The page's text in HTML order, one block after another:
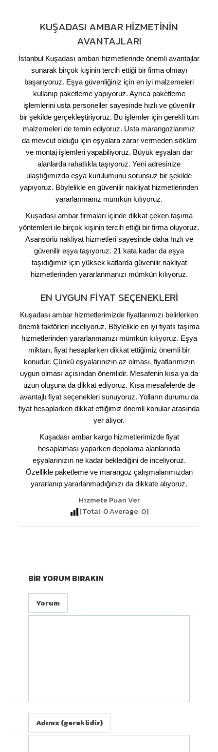
KUŞADASI AMBAR HIZMETININ
AVANTAJLARI
İstanbul Kuşadası ambarı hizmetlerinde önemli avantajlar
sunarak birçok kişinin tercih ettiği bir firma olmayı
başarıyoruz. Eşya güvenliğiniz için en iyi malzemeleri
kullanıp paketleme yapıyoruz. Ayrıca paketleme
işlemlerini usta personeller sayesinde hızlı ve güvenilir
bir şekilde gerçekleştiriyoruz. Bu işlemler için gerekli tüm
malzemeleri de temin ediyoruz. Usta marangozlarımız
da mevcut olduğu için eşyalara zarar vermeden söküm
ve montaj işlemleri yapabiliyoruz. Büyük eşyaları dar
alanlarda rahatlıkla taşıyoruz. Yeni adresinize
ulaştığımızda eşya kurulumunu sorunsuz bir şekilde
yapıyoruz. Böylelikle en güvenilir nakliyat hizmetlerinden
yararlanmanız mümkün kılıyoruz.
Kuşadası ambar firmaları içinde dikkat çeken taşıma
yöntemleri ile birçok kişinin tercih ettiği bir firma oluyoruz.
Asansörlü nakliyat hizmetleri sayesinde daha hızlı ve
güvenilir eşya taşıyoruz. 21 kata kadar da eşya
taşıdığımız için yüksek katlarda güvenilir nakliyat
hizmetlerinden yararlanmanızı mümkün kılıyoruz.
EN UYGUN FIYAT SEÇENEKLERI
Kuşadası ambar hizmetlerimizde fiyatlarımızı belirlerken
önemli faktörleri inceliyoruz. Böylelikle en iyi fiyatlı taşıma
hizmetlerinden yararlanmanızı mümkün kılıyoruz. Eşya
miktarı, fiyat hesaplarken dikkat ettiğimiz önemli bir
konudur. Çünkü eşyalarınızın az olması, fiyatlarımızın
uygun olması açısından önemlidir. Mesafenin kısa ya da
uzun oluşuna da dikkat ediyoruz. Kısa mesafelerde de
avantajlı fiyat seçenekleri sunuyoruz. Yolların durumu da
fiyat hesaplarken dikkat ettiğimiz önemli konular arasında
yer alıyor.
Kuşadası ambar kargo hizmetlerimizde fiyat
hesaplaması yaparken depolama alanlarında
eşyalarınızın ne kadar beklediğini de inceliyoruz.
Özellikle paketleme ve marangoz çalışmalarımızdan
yararlanıp yararlanmadığınızı da dikkate alıyoruz.
Hizmete Puan Ver
[Total:0Average:0]
BIR YORUM BIRAKIN
Yorum
Adınız (gereklidir)